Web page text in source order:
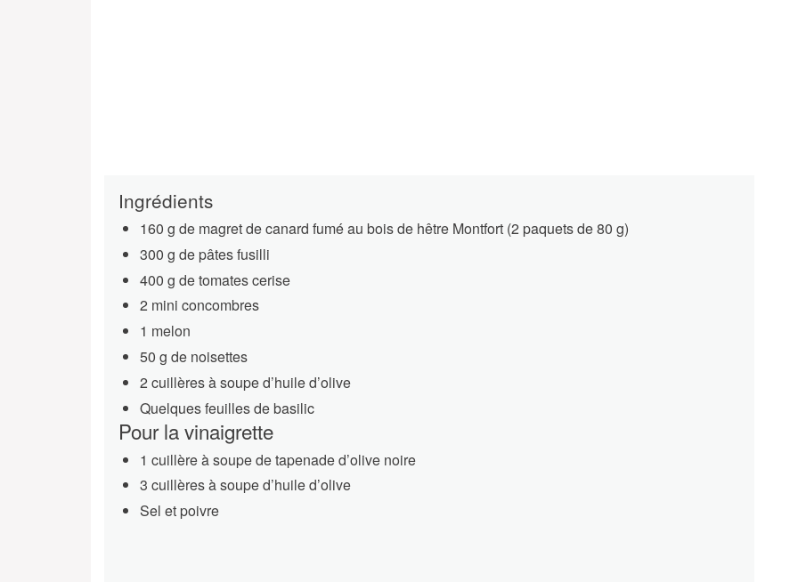
Ingrédients
160 g de magret de canard fumé au bois de hêtre Montfort (2 paquets de 80 g)
300 g de pâtes fusilli
400 g de tomates cerise
2 mini concombres
1 melon
50 g de noisettes
2 cuillères à soupe d’huile d’olive
Quelques feuilles de basilic
Pour la vinaigrette
1 cuillère à soupe de tapenade d’olive noire
3 cuillères à soupe d’huile d’olive
Sel et poivre